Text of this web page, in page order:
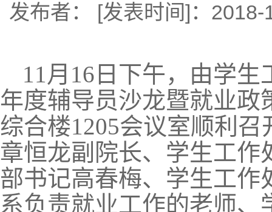
发布者： [发表时间]：
11月16日下午，由学生
年度辅导员沙龙暨就业
综合楼1205会议室顺利
章恒龙副院长、学生工作
部书记高春梅、学生工
系负责就业工作的老师